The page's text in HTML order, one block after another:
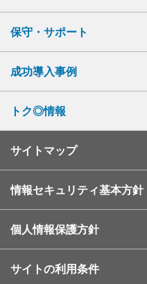
保守・サポート
成功導入事例
トク◎情報
サイトマップ
情報セキュリティ基本方針
個人情報保護方針
サイトの利用条件